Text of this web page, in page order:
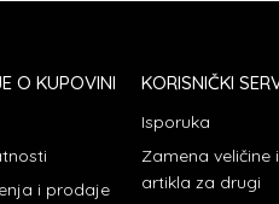
O KUPOVINI
i prodaje
KORISNIČKI
Isporuka
Zamena veličine
artikla za drugi